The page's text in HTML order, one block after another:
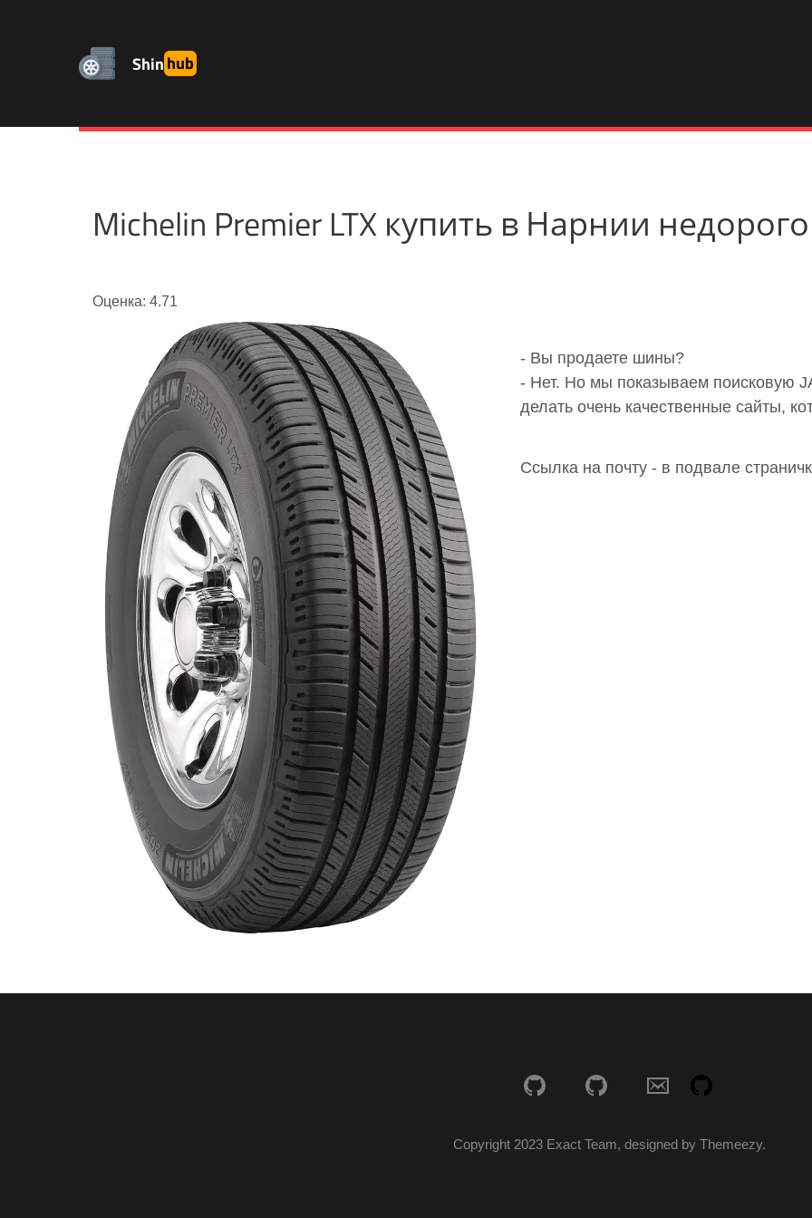
Shinhub
Michelin Premier LTX купить в Нарнии недорого
Оценка: 4.71
- Вы продаете шины?
- Нет. Но мы показываем поисковую
делать очень качественные сайты,
Ссылка на почту - в подвале
Copyright 2023 Exact Team, designed by Themeezy.